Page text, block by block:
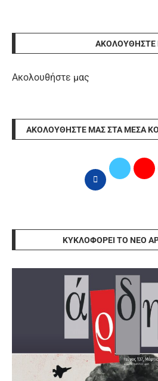
ΑΚΟΛΟΥΘΉΣΤΕ
Ακολουθήστε μας
ΑΚΟΛΟΥΘΉΣΤΕ ΜΑΣ ΣΤΑ ΜΈΣΑ
ΚΥΚΛΟΦΟΡΕΊ ΤΟ ΝΈΟ